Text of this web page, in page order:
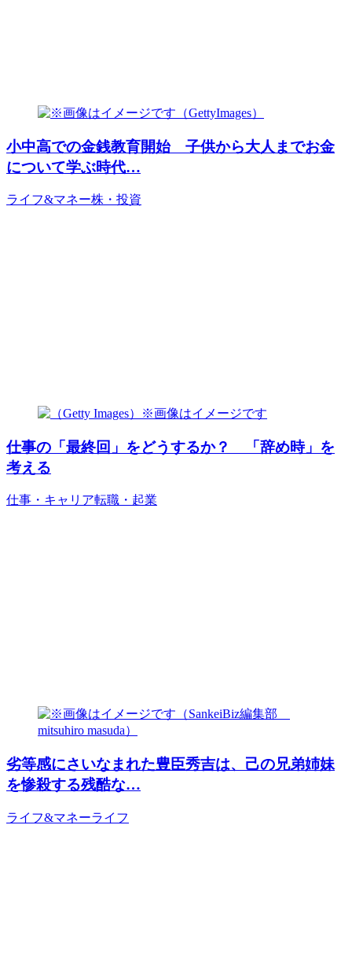
小中高での金銭教育開始 子供から大人までお金
について学ぶ時代…
ライフ&マネー株・投資
仕事の「最終回」をどうするか？ 「辞め時」を
考える
仕事・キャリア転職・起業
劣等感にさいなまれた豊臣秀吉は、己の兄弟姉妹
を惨殺する残酷な…
ライフ&マネーライフ